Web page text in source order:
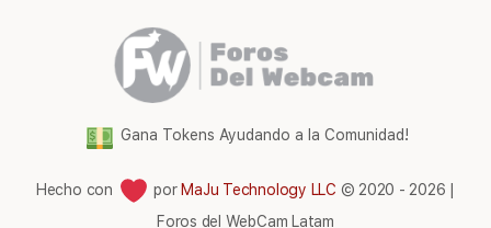
Gana Tokens Ayudando a la Comunidad!
Hecho con por MaJu Technology LLC © 2020 - 2026 |
Foros del WebCam Latam